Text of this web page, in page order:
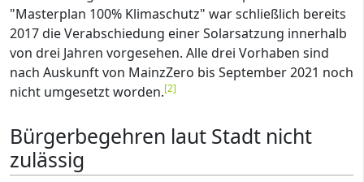
"Masterplan 100% Klimaschutz" war schließlich bereits
2017 die Verabschiedung einer Solarsatzung innerhalb
von drei Jahren vorgesehen. Alle drei Vorhaben sind
nach Auskunft von MainzZero bis September 2021 noch
nicht umgesetzt worden.[2]
Bürgerbegehren laut Stadt nicht
zulässig